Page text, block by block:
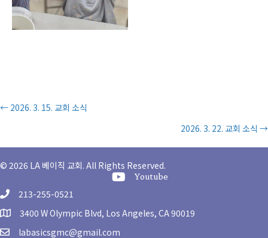
Posts
← 2026. 3. 15. 교회 소식
2026. 3. 22. 교회 소식 →
© 2026 LA 베이직 교회. All Rights Reserved.
Youtube Channel
Youtube
213-255-0521
3400 W Olympic Blvd, Los Angeles, CA 90019
labasicsgmc@gmail.com